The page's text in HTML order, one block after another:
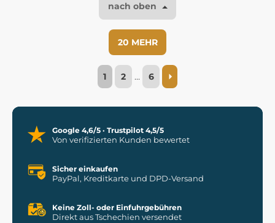
nach oben
20 MEHR
1 2 … 6
Google 4,6/5 · Trustpilot 4,5/5
Von verifizierten Kunden bewertet
Sicher einkaufen
PayPal, Kreditkarte und DPD-Versand
Keine Zoll- oder Einfuhrgebühren
Direkt aus Tschechien versendet